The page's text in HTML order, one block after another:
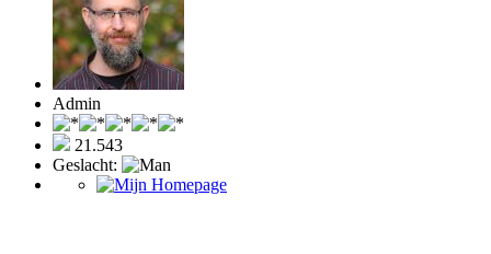
Admin
21.543
Geslacht: